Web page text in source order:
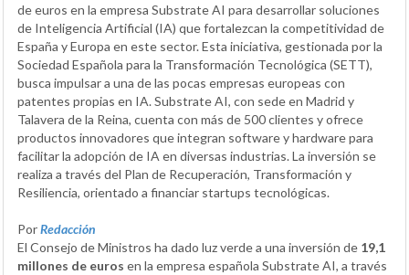
de euros en la empresa Substrate AI para desarrollar soluciones
de Inteligencia Artificial (IA) que fortalezcan la competitividad de
España y Europa en este sector. Esta iniciativa, gestionada por la
Sociedad Española para la Transformación Tecnológica (SETT),
busca impulsar a una de las pocas empresas europeas con
patentes propias en IA. Substrate AI, con sede en Madrid y
Talavera de la Reina, cuenta con más de 500 clientes y ofrece
productos innovadores que integran software y hardware para
facilitar la adopción de IA en diversas industrias. La inversión se
realiza a través del Plan de Recuperación, Transformación y
Resiliencia, orientado a financiar startups tecnológicas.
PorRedacción
El Consejo de Ministros ha dado luz verde a una inversión de 19,1
millones de euros en la empresa española Substrate AI, a través